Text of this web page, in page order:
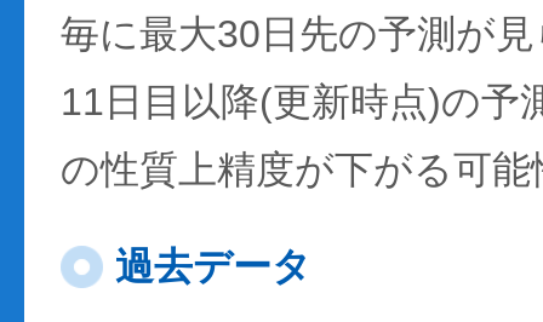
毎に最大30日先の予測が
11日目以降(更新時点)の予
の性質上精度が下がる可
過去データ